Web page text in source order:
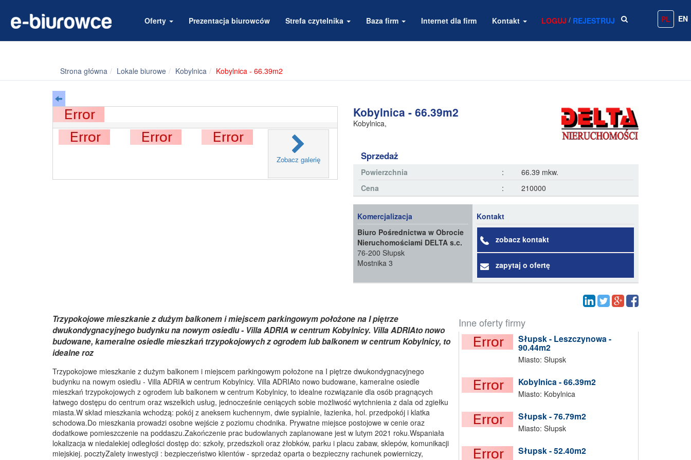
Oferty Prezentacja biurowców Strefa czytelnika Baza firm Internet dla firm Kontakt LOGUJ / REJESTRUJ PL EN
Strona główna Lokale biurowe Kobylnica Kobylnica - 66.39m2
Zobacz galerię
Kobylnica - 66.39m2
Kobylnica,
Sprzedaż
Powierzchnia :
66.39 mkw.
Cena
: 210000
Komercjalizacja
Biuro Pośrednictwa w Obrocie
Nieruchomościami DELTA s.c.
76-200 Słupsk
Mostnika 3
Kontakt
zobacz kontakt
zapytaj o ofertę
Inne oferty firmy
Słupsk - Leszczynowa -
90.44m2
Miasto: Słupsk
Kobylnica - 66.39m2
Miasto: Kobylnica
Słupsk - 76.79m2
Miasto: Słupsk
Słupsk - 52.40m2
Trzypokojowe mieszkanie z dużym balkonem i miejscem parkingowym położone na I piętrze
dwukondygnacyjnego budynku na nowym osiedlu - Villa ADRIA w centrum Kobylnicy. Villa ADRIAto nowo
budowane, kameralne osiedle mieszkań trzypokojowych z ogrodem lub balkonem w centrum Kobylnicy, to
idealne roz
Trzypokojowe mieszkanie z dużym balkonem i miejscem parkingowym położone na I piętrze dwukondygnacyjnego
budynku na nowym osiedlu - Villa ADRIA w centrum Kobylnicy. Villa ADRIAto nowo budowane, kameralne osiedle
mieszkań trzypokojowych z ogrodem lub balkonem w centrum Kobylnicy, to idealne rozwiązanie dla osób pragnących
łatwego dostępu do centrum oraz wszelkich usług, jednocześnie ceniących sobie możliwość wytchnienia z dala od zgiełku
miasta.W skład mieszkania wchodzą: pokój z aneksem kuchennym, dwie sypialnie, łazienka, hol. przedpokój i klatka
schodowa.Do mieszkania prowadzi osobne wejście z poziomu chodnika. Prywatne miejsce postojowe w cenie oraz
dodatkowe pomieszczenie na poddaszu.Zakończenie prac budowlanych zaplanowane jest w lutym 2021 roku.Wspaniała
lokalizacja w niedalekiej odległości dostęp do: szkoły, przedszkoli oraz żłobków, parku i placu zabaw, sklepów, komunikacji
miejskiej. pocztyZalety inwestycji : bezpieczeństwo klientów - sprzedaż oparta o bezpieczny rachunek powierniczy,